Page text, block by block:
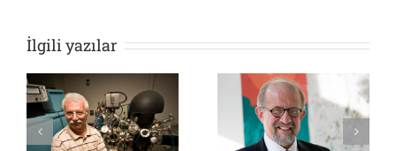
İlgili yazılar